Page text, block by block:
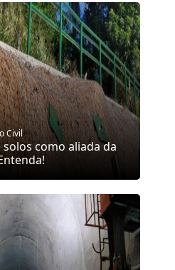
Civil
como aliada da